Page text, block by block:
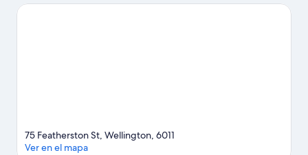
pueden optar por Wellington Cenotaph y Museo de la Ciudad y
75 Featherston St, Wellington, 6011
Ver en el mapa